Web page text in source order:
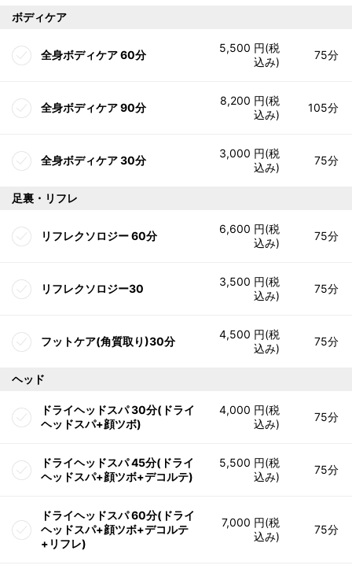
ボディケア
全身ボディケア 60分
5,500 円(税
込み)
75分
全身ボディケア 90分
8,200 円(税
込み)
105分
全身ボディケア 30分
3,000 円(税
込み)
75分
足裏・リフレ
リフレクソロジー 60分
6,600 円(税
込み)
75分
リフレクソロジー30
3,500 円(税
込み)
75分
フットケア(角質取り)30分
4,500 円(税
込み)
75分
ヘッド
ドライヘッドスパ 30分(ドライ
ヘッドスパ+顔ツボ)
4,000 円(税
込み)
75分
ドライヘッドスパ 45分(ドライ
ヘッドスパ+顔ツボ+デコルテ)
5,500 円(税
込み)
75分
ドライヘッドスパ 60分(ドライ
ヘッドスパ+顔ツボ+デコルテ
+リフレ)
7,000 円(税
込み)
75分